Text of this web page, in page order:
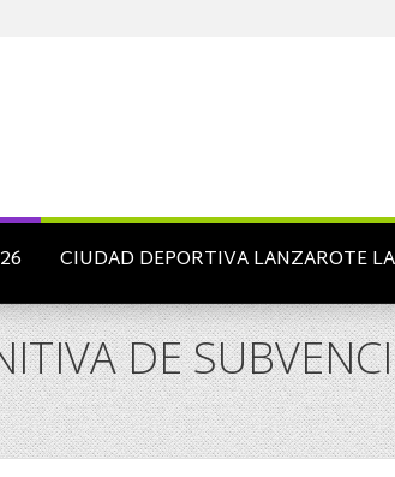
CIUDAD DEPORTIVA LANZAROTE
DE